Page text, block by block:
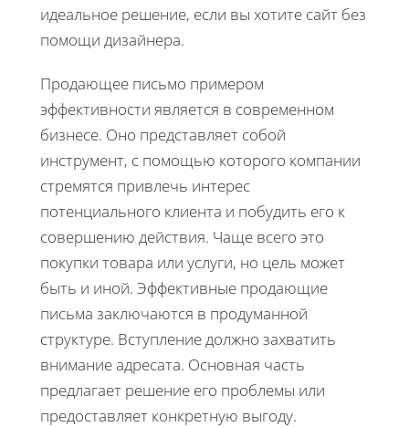
идеальное решение, если вы хотите сайт без
помощи дизайнера.
Продающее письмо примером
эффективности является в современном
бизнесе. Оно представляет собой
инструмент, с помощью которого компании
стремятся привлечь интерес
потенциального клиента и побудить его к
совершению действия. Чаще всего это
покупки товара или услуги, но цель может
быть и иной. Эффективные продающие
письма заключаются в продуманной
структуре. Вступление должно захватить
внимание адресата. Основная часть
предлагает решение его проблемы или
предоставляет конкретную выгоду.